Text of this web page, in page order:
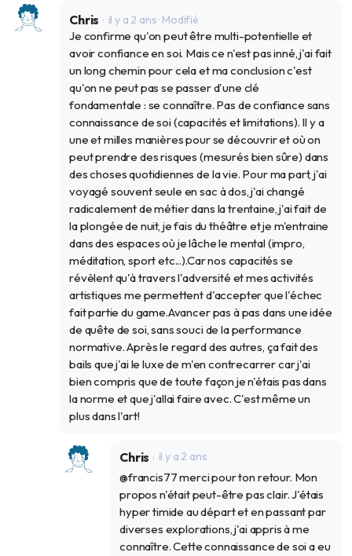
Chris il y a 2 ans· Modifié
Je confirme qu'on peut être multi-potentielle et
avoir confiance en soi. Mais ce n'est pas inné, j'ai fait
un long chemin pour cela et ma conclusion c'est
qu'on ne peut pas se passer d'une clé
fondamentale : se connaître. Pas de confiance sans
connaissance de soi (capacités et limitations). Il y a
une et milles manières pour se découvrir et où on
peut prendre des risques (mesurés bien sûre) dans
des choses quotidiennes de la vie. Pour ma part, j'ai
voyagé souvent seule en sac à dos, j'ai changé
radicalement de métier dans la trentaine, j'ai fait de
la plongée de nuit, je fais du théâtre et je m'entraine
dans des espaces où je lâche le mental (impro,
méditation, sport etc...).Car nos capacités se
révèlent qu'à travers l'adversité et mes activités
artistiques me permettent d'accepter que l'échec
fait partie du game.Avancer pas à pas dans une idée
de quête de soi, sans souci de la performance
normative. Après le regard des autres, ça fait des
bails que j'ai le luxe de m'en contrecarrer car j'ai
bien compris que de toute façon je n'étais pas dans
la norme et que j'allai faire avec. C'est même un
plus dans l'art!
Chris il y a 2 ans
@francis77 merci pour ton retour. Mon
propos n'était peut-être pas clair. J'étais
hyper timide au départ et en passant par
diverses explorations, j'ai appris à me
connaître. Cette connaissance de soi a eu